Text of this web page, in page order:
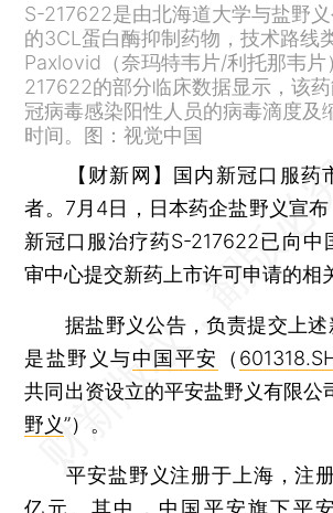
S-217622是由北海道大学与盐野
的3CL蛋白酶抑制药物，技术路线
Paxlovid（奈玛特韦片/利托那韦片
217622的部分临床数据显示，该
冠病毒感染阳性人员的病毒滴度及
时间。图：视觉中国
【财新网】 国内新冠口服药
者。7月4日，日本药企盐野义宣
新冠口服治疗药S-217622已向中
审中心提交新药上市许可申请的相
据盐野义公告，负责提交上述
是盐野义与中国平安 （
共同出资设立的平安盐野义有限公
野义”）。
平安盐野义注册于上海，注册
亿元。其中，中国平安旗下平